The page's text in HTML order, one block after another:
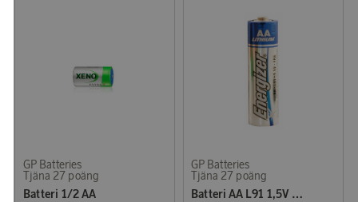
GP Batteries
Tjäna 27 poäng
Batteri 1/2 AA
GP Batteries
Tjäna 27 poäng
Batteri AA L91 1,5V Energizer Lithium